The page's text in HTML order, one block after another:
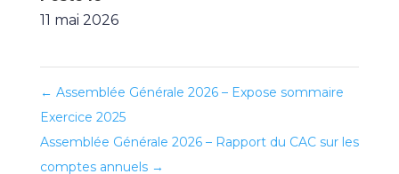
11 mai 2026
← Assemblée Générale 2026 – Expose sommaire
Exercice 2025
Assemblée Générale 2026 – Rapport du CAC sur les
comptes annuels →